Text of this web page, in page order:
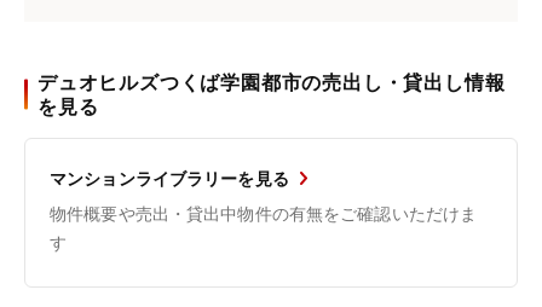
デュオヒルズつくば学園都市の売出し・貸出し情報
を見る
マンションライブラリーを見る
物件概要や売出・貸出中物件の有無をご確認いただけま
す